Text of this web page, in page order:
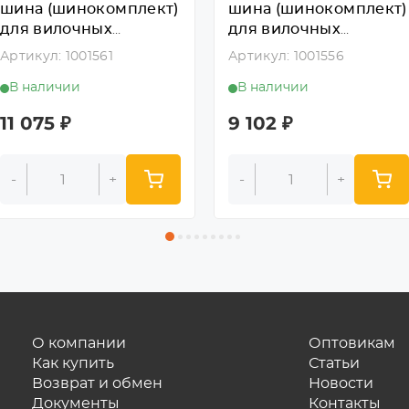
шина (шинокомплект)
для вилочных
погрузчиков 4.00-8
Артикул: 1001561
В наличии
11 075 ₽
- +
шина (шинокомплект)
для вилочных
погрузчиков 5.00-8
Артикул: 1001556
В наличии
9 102 ₽
- +
О компании
Как купить
Возврат и обмен
Документы
Оптовикам
Статьи
Новости
Контакты